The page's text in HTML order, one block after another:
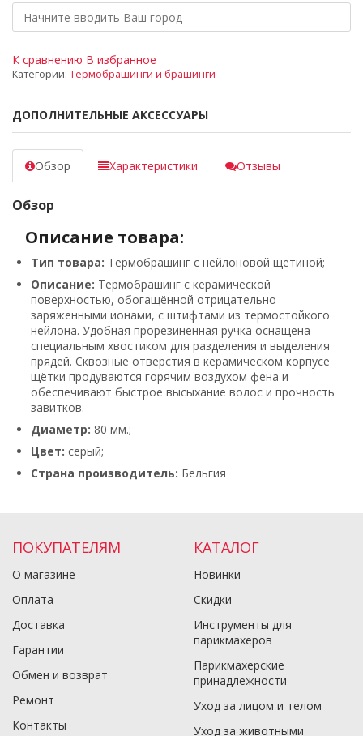
К сравнению В избранное
Категории: Термобрашинги и брашинги
ДОПОЛНИТЕЛЬНЫЕ АКСЕССУАРЫ
Обзор Характеристики Отзывы
Обзор
Описание товара:
Тип товара: Термобрашинг с нейлоновой щетиной;
Описание: Термобрашинг с керамической
поверхностью, обогащённой отрицательно
заряженными ионами, с штифтами из термостойкого
нейлона. Удобная прорезиненная ручка оснащена
специальным хвостиком для разделения и выделения
прядей. Сквозные отверстия в керамическом корпусе
щётки продуваются горячим воздухом фена и
обеспечивают быстрое высыхание волос и прочность
завитков.
Диаметр: 80 мм.;
Цвет: серый;
Страна производитель: Бельгия
ПОКУПАТЕЛЯМ
О магазине
Оплата
Доставка
Гарантии
Обмен и возврат
Ремонт
Контакты
КАТАЛОГ
Новинки
Скидки
Инструменты для
парикмахеров
Парикмахерские
принадлежности
Уход за лицом и телом
Уход за животными